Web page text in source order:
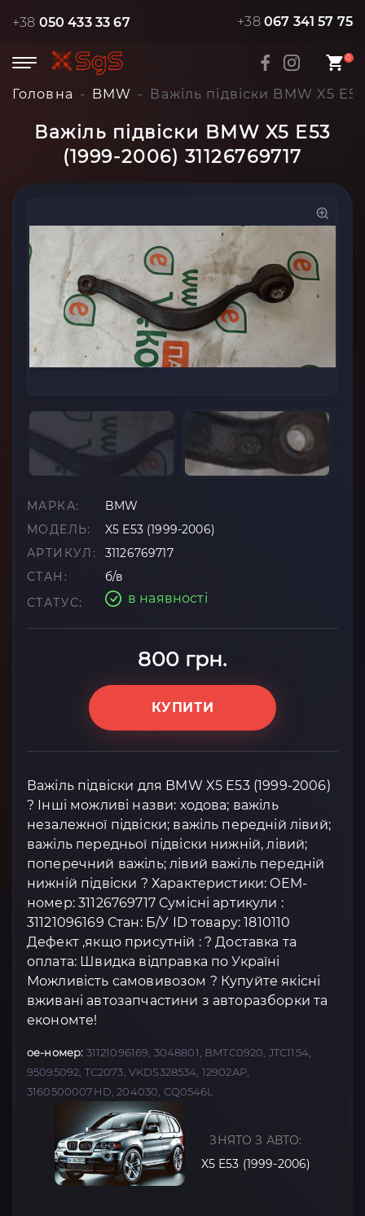
+38 050 433 33 67 +38 067 341 57 75
0
Головна BMW Важіль підвіски BMW X5
Важіль підвіски BMW X5 E53
(1999-2006) 31126769717
МАРКА:
BMW
МОДЕЛЬ:
X5 E53 (1999-2006)
АРТИКУЛ:
31126769717
СТАН:
б/в
СТАТУС:
в наявності
800 грн.
КУПИТИ
Важіль підвіски для BMW X5 E53 (1999-2006)
? Інші можливі назви: ходова; важіль
незалежної підвіски; важіль передній лівий;
важіль передньої підвіски нижній, лівий;
поперечний важіль; лівий важіль передній
нижній підвіски ? Характеристики: OEM-
номер: 31126769717 Сумісні артикули :
31121096169 Стан: Б/У ID товару: 1810110
Дефект ,якщо присутній : ? Доставка та
оплата: Швидка відправка по Україні
Можливість самовивозом ? Купуйте якісні
вживані автозапчастини з авторазборки та
економте!
oe-номер: 31121096169, 3048801, BMTC0920, JTC1154,
95095092, TC2073, VKDS328534, 12902AP,
3160500007HD, 204030, CQ0546L
ЗНЯТО З АВТО:
X5 E53 (1999-2006)